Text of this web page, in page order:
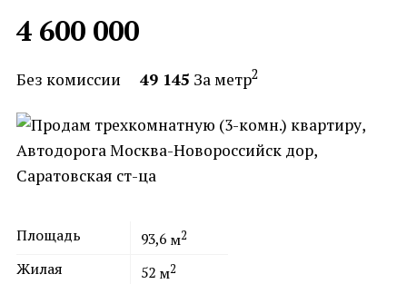
4 600 000
Без комиссии 49 145 За метр2
Площадь 93,6 м2
Жилая 52 м2